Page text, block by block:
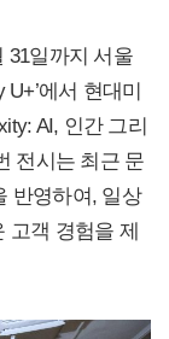
31일까지 서울
에서 현대미
AI, 인간 그리
전시는 최근 문
반영하여, 일상
고객 경험을 제